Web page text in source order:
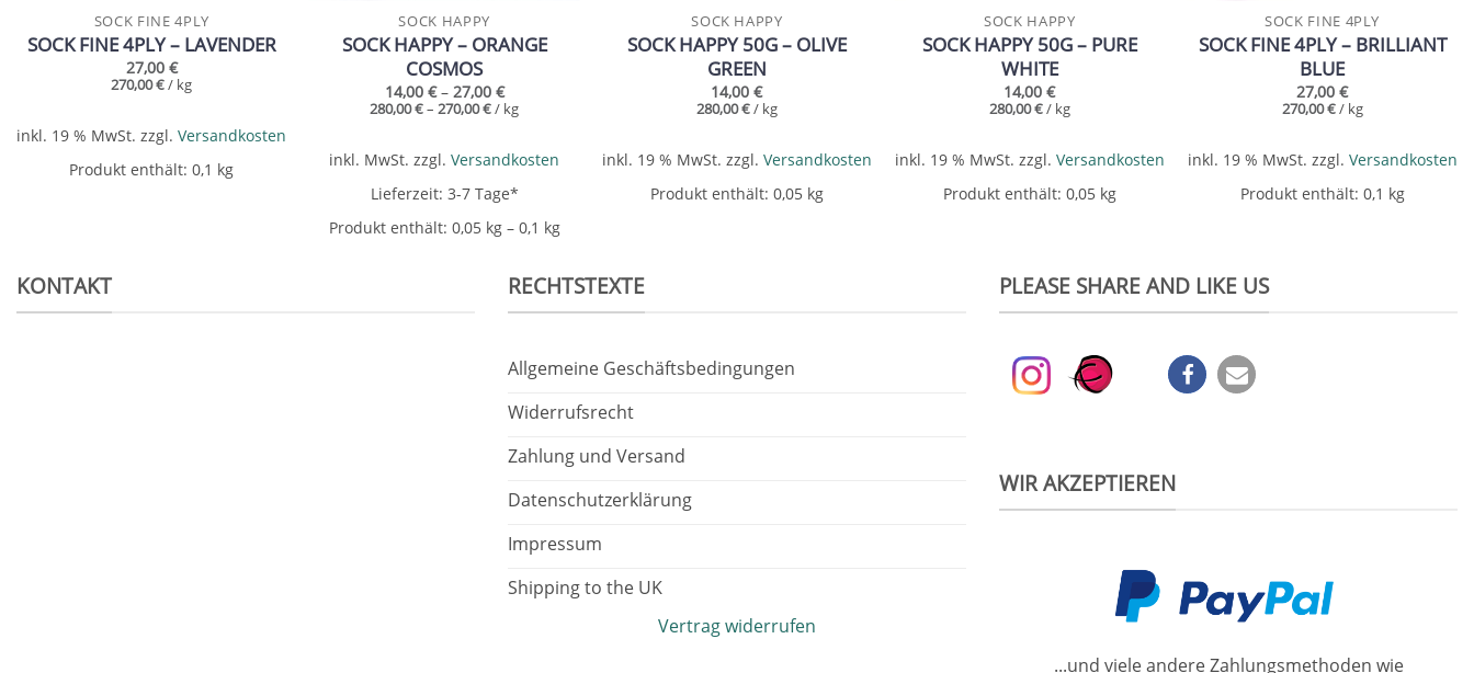
SOCK FINE 4PLY
SOCK FINE 4PLY – LAVENDER
27,00 €
270,00€/ kg
inkl. 19 % MwSt. zzgl.Versandkosten
Produkt enthält: 0,1 kg
SOCK HAPPY
SOCK HAPPY – ORANGE
COSMOS
14,00 €– 27,00 €
280,00€–270,00€/ kg
inkl. MwSt. zzgl.Versandkosten
Lieferzeit: 3-7 Tage*
Produkt enthält: 0,05 kg– 0,1 kg
SOCK HAPPY
SOCK HAPPY 50G – OLIVE
GREEN
14,00€
280,00€/ kg
inkl. 19 % MwSt. zzgl. Versandkosten
Produkt enthält: 0,05 kg
SOCK HAPPY
SOCK HAPPY 50G – PURE
WHITE
14,00€
280,00€/ kg
inkl. 19 % MwSt. zzgl. Versandkosten
Produkt enthält: 0,05 kg
SOCK FINE 4PLY
SOCK FINE 4PLY – BRILLIANT
BLUE
27,00€
270,00€/ kg
inkl. 19 % MwSt. zzgl. Versandkosten
Produkt enthält: 0,1 kg
KONTAKT RECHTSTEXTE
Allgemeine Geschäftsbedingungen
Widerrufsrecht
Zahlung und Versand
Datenschutzerklärung
Impressum
Shipping to the UK
Vertrag widerrufen
PLEASE SHARE AND LIKE US
WIR AKZEPTIEREN
...und viele andere Zahlungsmethoden wie